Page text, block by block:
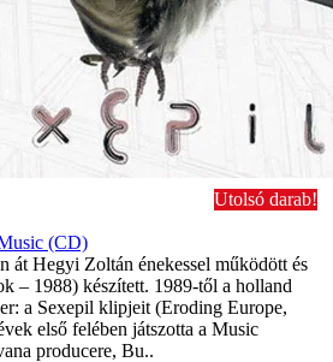
Utolsó darab!
(CD)
át Hegyi Zoltán énekessel működött és
– 1988) készített. 1989-től a holland
a Sexepil klipjeit (Eroding Europe,
első felében játszotta a Music
producere, Bu..